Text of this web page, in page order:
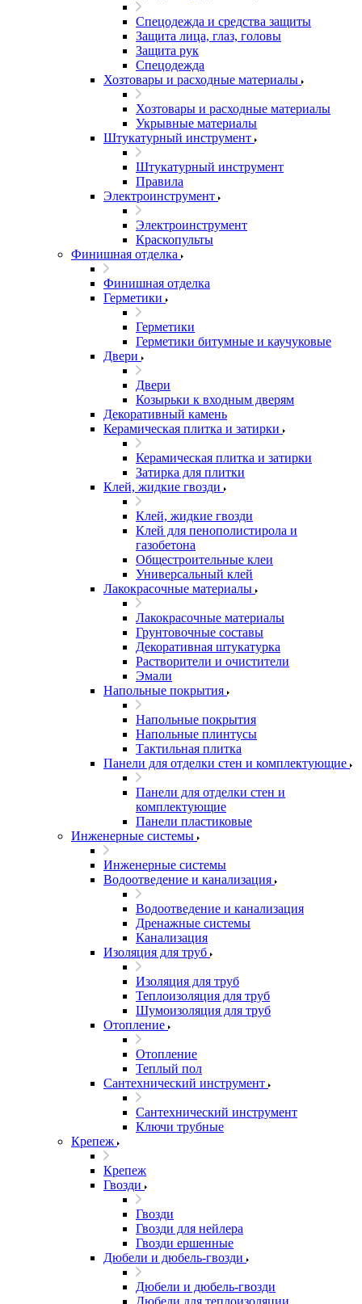
Спецодежда и средства защиты
Защита лица, глаз, головы
Защита рук
Спецодежда
Хозтовары и расходные материалы
Хозтовары и расходные материалы
Укрывные материалы
Штукатурный инструмент
Штукатурный инструмент
Правила
Электроинструмент
Электроинструмент
Краскопульты
Финишная отделка
Финишная отделка
Герметики
Герметики
Герметики битумные и каучуковые
Двери
Двери
Козырьки к входным дверям
Декоративный камень
Керамическая плитка и затирки
Керамическая плитка и затирки
Затирка для плитки
Клей, жидкие гвозди
Клей, жидкие гвозди
Клей для пенополистирола и
газобетона
Общестроительные клеи
Универсальный клей
Лакокрасочные материалы
Лакокрасочные материалы
Грунтовочные составы
Декоративная штукатурка
Растворители и очистители
Эмали
Напольные покрытия
Напольные покрытия
Напольные плинтусы
Тактильная плитка
Панели для отделки стен и комплектующие
Панели для отделки стен и
комплектующие
Панели пластиковые
Инженерные системы
Инженерные системы
Водоотведение и канализация
Водоотведение и канализация
Дренажные системы
Канализация
Изоляция для труб
Изоляция для труб
Теплоизоляция для труб
Шумоизоляция для труб
Отопление
Отопление
Теплый пол
Сантехнический инструмент
Сантехнический инструмент
Ключи трубные
Крепеж
Крепеж
Гвозди
Гвозди
Гвозди для нейлера
Гвозди ершенные
Дюбели и дюбель-гвозди
Дюбели и дюбель-гвозди
Дюбели для теплоизоляции